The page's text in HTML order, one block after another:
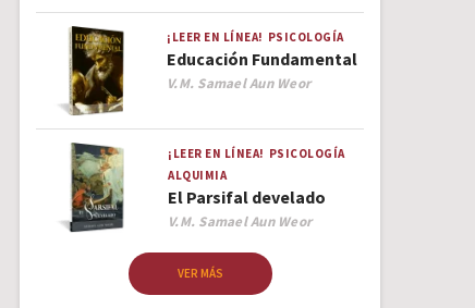
¡LEER EN LÍNEA! PSICOLOGÍA
Educación Fundamental
Author
V.M. Samael Aun Weor
¡LEER EN LÍNEA! PSICOLOGÍA
ALQUIMIA
El Parsifal develado
Author
V.M. Samael Aun Weor
VER MÁS